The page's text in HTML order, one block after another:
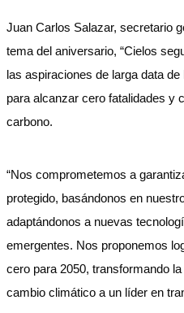
Juan Carlos Salazar, secretario
tema del aniversario, “Cielos
las aspiraciones de larga data
para alcanzar cero fatalidades y
carbono.
“Nos comprometemos a
protegido, basándonos en
adaptándonos a nuevas
emergentes. Nos proponemos
cero para 2050, transformando
cambio climático a un líder en